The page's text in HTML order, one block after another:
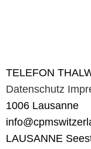
TELEFON
Datenschutz
1006 Lausanne
LAUSANNE